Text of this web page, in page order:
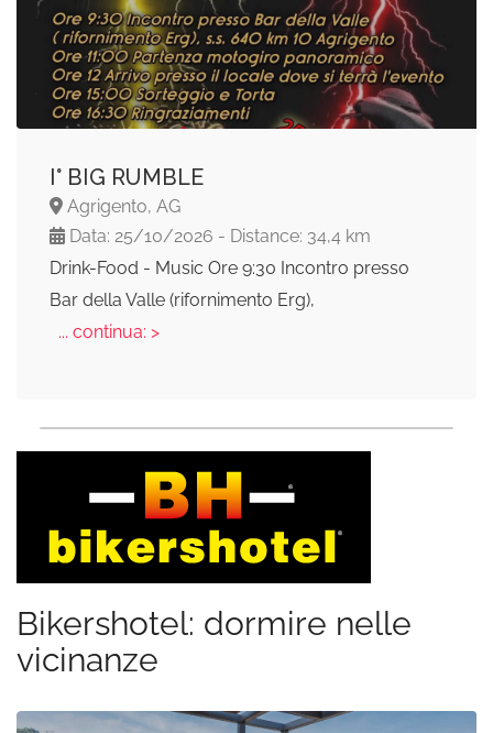
I° BIG RUMBLE
Agrigento, AG
Data: 25/10/2026 - Distance: 34,4 km
Drink-Food - Music Ore 9:30 Incontro presso
Bar della Valle (rifornimento Erg),
... continua: >
Bikershotel: dormire nelle
vicinanze